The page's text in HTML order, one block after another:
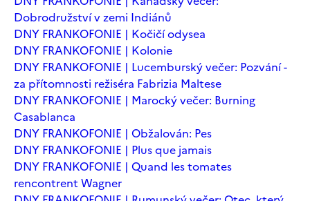
Dobrodružství v zemi Indiánů
DNY FRANKOFONIE | Kočičí odysea
DNY FRANKOFONIE | Kolonie
DNY FRANKOFONIE | Lucemburský večer: Pozvání -
za přítomnosti režiséra Fabrizia Maltese
DNY FRANKOFONIE | Marocký večer: Burning
Casablanca
DNY FRANKOFONIE | Obžalován: Pes
DNY FRANKOFONIE | Plus que jamais
DNY FRANKOFONIE | Quand les tomates
rencontrent Wagner